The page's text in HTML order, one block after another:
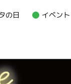
の日 イベント